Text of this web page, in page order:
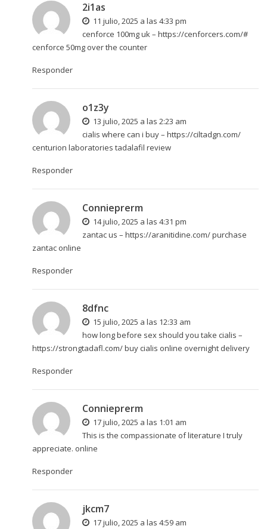
2i1as
11 julio, 2025 a las 4:33 pm
cenforce 100mg uk – https://cenforcers.com/#
cenforce 50mg over the counter
Responder
o1z3y
13 julio, 2025 a las 2:23 am
cialis where can i buy – https://ciltadgn.com/
centurion laboratories tadalafil review
Responder
Connieprerm
14 julio, 2025 a las 4:31 pm
zantac us – https://aranitidine.com/purchase
zantac online
Responder
8dfnc
15 julio, 2025 a las 12:33 am
how long before sex should you take cialis –
https://strongtadafl.com/buy cialis online overnight delivery
Responder
Connieprerm
17 julio, 2025 a las 1:01 am
This is the compassionate of literature I truly
appreciate. online
Responder
jkcm7
17 julio, 2025 a las 4:59 am